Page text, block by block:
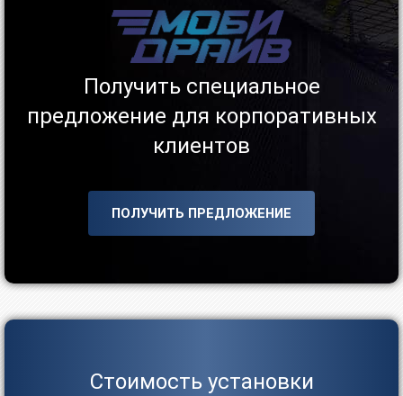
Получить специальное
предложение для корпоративных
клиентов
ПОЛУЧИТЬ ПРЕДЛОЖЕНИЕ
Стоимость установки